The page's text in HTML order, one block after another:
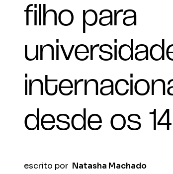
filho para
desde os
escrito por Natasha Machado